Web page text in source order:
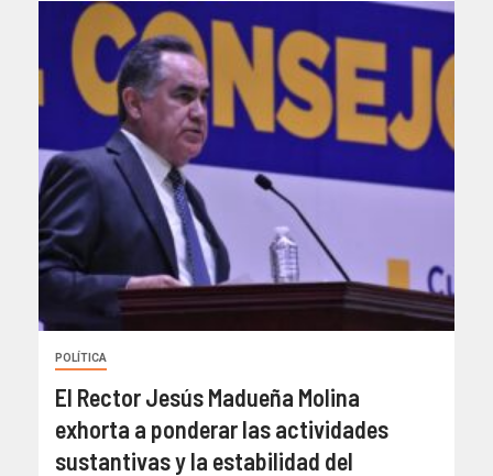
POLÍTICA
El Rector Jesús Madueña Molina
exhorta a ponderar las actividades
sustantivas y la estabilidad del